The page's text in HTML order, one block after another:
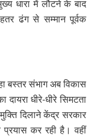
धारा में लौटने के बाद
ढंग से सम्मान पूर्वक
बस्तर संभाग अब विकास
धीरे-धीरे सिमटता
दिलाने केंद्र सरकार
कर रही है। वहीं